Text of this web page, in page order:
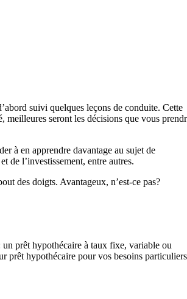
suivi quelques leçons de conduite. Cette
meilleures seront les décisions que vous
à en apprendre davantage au sujet de
de l’investissement, entre autres.
des doigts. Avantageux, n’est-ce pas?
prêt hypothécaire à taux fixe, variable ou
prêt hypothécaire pour vos besoins